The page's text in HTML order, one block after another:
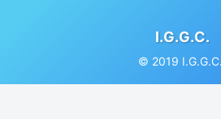
I.G.G.C.
© 2019